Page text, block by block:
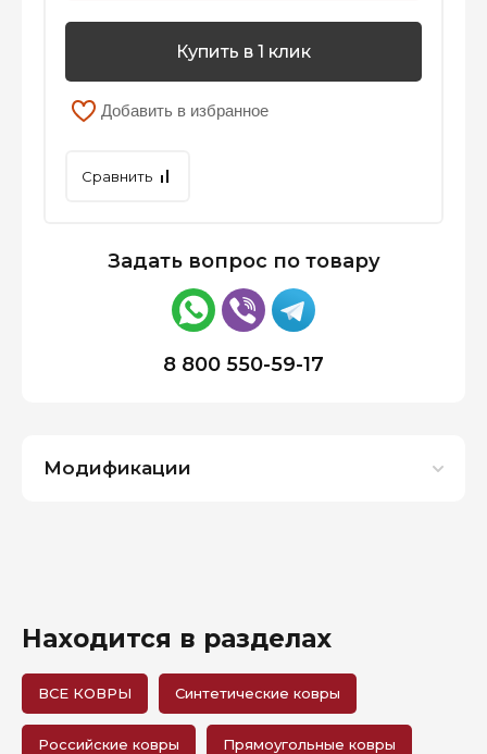
Купить в 1 клик
Добавить в избранное
Сравнить
Задать вопрос по товару
8 800 550-59-17
Модификации
Находится в разделах
ВСЕ КОВРЫ Синтетические ковры
Российские ковры Прямоугольные ковры